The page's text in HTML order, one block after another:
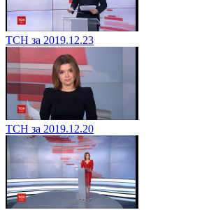
ТСН за 2019.12.23
ТСН за 2019.12.20